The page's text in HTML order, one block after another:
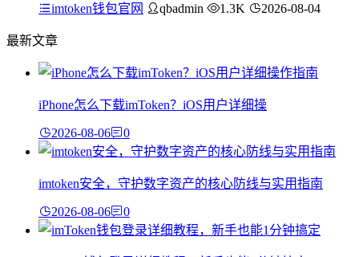
imtoken钱包官网 qbadmin 1.3K 2026-08-04
最新文章
iPhone怎么下载imToken？iOS用户详细操
2026-08-06 0
imtoken安全，守护数字资产的核心防线与实用指南
2026-08-06 0